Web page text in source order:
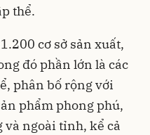
thể.
cơ sở sản xuất,
đó phần lớn là các
phân bố rộng với
phẩm phong phú,
và ngoài tỉnh, kể cả